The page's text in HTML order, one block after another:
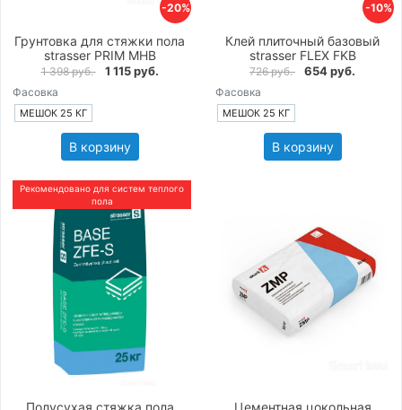
-20%
Грунтовка для стяжки пола
strasser PRIM MHB
1 398 руб. 1 115 руб.
Фасовка
МЕШОК 25 КГ
В корзину
-10%
Клей плиточный базовый
strasser FLEX FKB
726 руб. 654 руб.
Фасовка
МЕШОК 25 КГ
В корзину
Рекомендовано для систем теплого
пола